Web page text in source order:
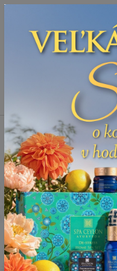
+421 905 378 103 (Po-Ne, 9-
Úvod Kúpeľové a
kardamóm s ružou - CARDAMOM
Kúpeľový a
kardamóm s
CARDAMOM